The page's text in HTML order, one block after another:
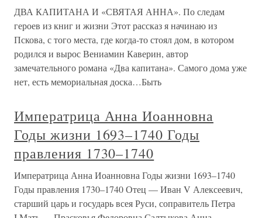
ДВА КАПИТАНА И «СВЯТАЯ АННА». По следам
героев из книг и жизни Этот рассказ я начинаю из
Пскова, с того места, где когда-то стоял дом, в котором
родился и вырос Вениамин Каверин, автор
замечательного романа «Два капитана». Самого дома уже
нет, есть мемориальная доска…Быть
Императрица Анна Иоанновна
Годы жизни 1693–1740 Годы
правления 1730–1740
Императрица Анна Иоанновна Годы жизни 1693–1740
Годы правления 1730–1740 Отец — Иван V Алексеевич,
старший царь и государь всея Руси, соправитель Петра